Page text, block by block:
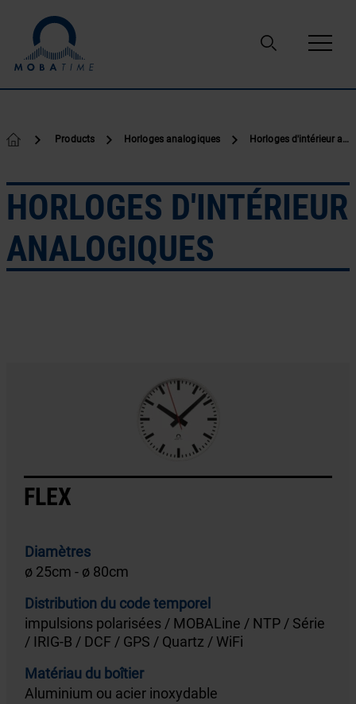
Products Horloges analogiques Horloges d'intérieur analogiques
HORLOGES D'INTÉRIEUR
ANALOGIQUES
FLEX
Diamètres
ø 25cm - ø 80cm
Distribution du code temporel
impulsions polarisées / MOBALine / NTP / Série
/ IRIG-B / DCF / GPS / Quartz / WiFi
Matériau du boîtier
Aluminium ou acier inoxydable